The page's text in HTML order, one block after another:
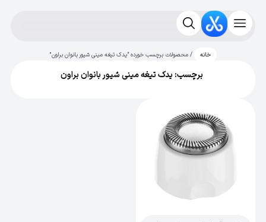
خانه / محصولات برچسب خورده “یدک تیغه مینی شیور بانوان براون”
برچسب: یدک تیغه مینی شیور بانوان براون